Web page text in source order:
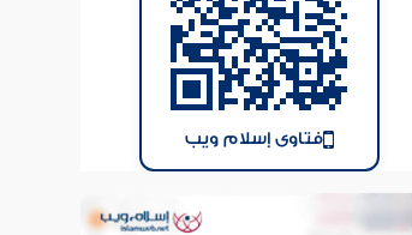
فتاوى إسلام ويب